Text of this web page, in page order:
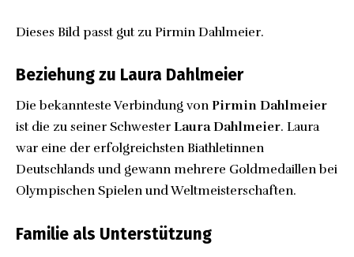
Dieses Bild passt gut zu Pirmin Dahlmeier.
Beziehung zu Laura Dahlmeier
Die bekannteste Verbindung von Pirmin Dahlmeier
ist die zu seiner Schwester Laura Dahlmeier. Laura
war eine der erfolgreichsten Biathletinnen
Deutschlands und gewann mehrere Goldmedaillen bei
Olympischen Spielen und Weltmeisterschaften.
Familie als Unterstützung